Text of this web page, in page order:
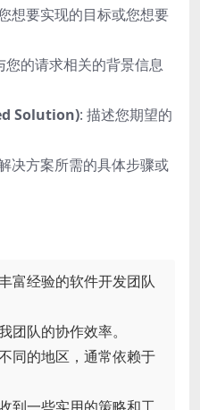
想要实现的目标或您想要
您的请求相关的背景信息
Solution): 描述您期望的
决方案所需的具体步骤或
富经验的软件开发团队
团队的协作效率。
同的地区，通常依赖于